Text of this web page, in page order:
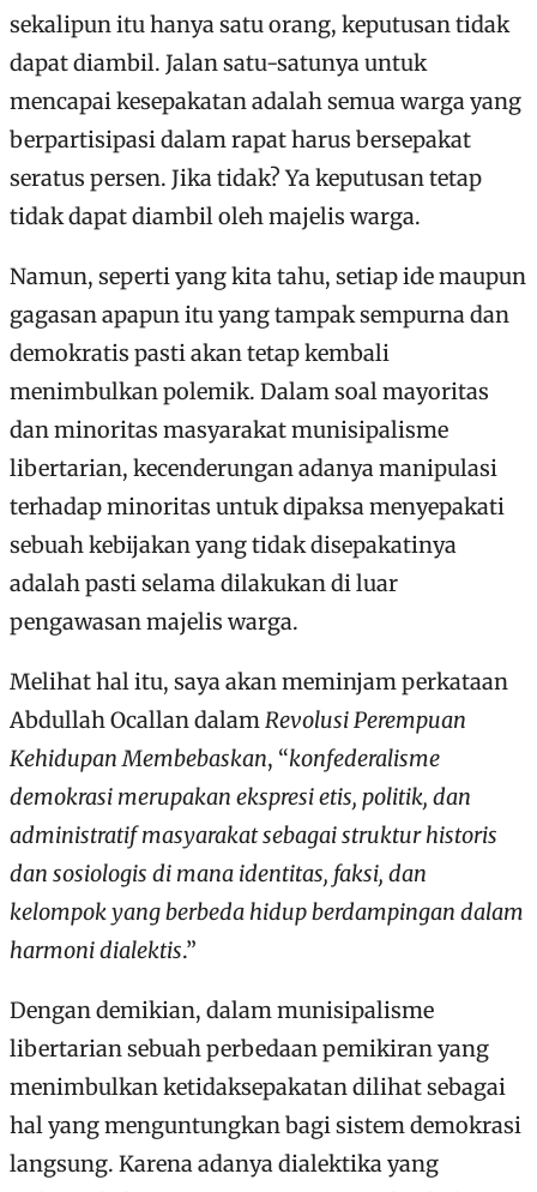
sekalipun itu hanya satu orang, keputusan tidak
dapat diambil. Jalan satu-satunya untuk
mencapai kesepakatan adalah semua warga yang
berpartisipasi dalam rapat harus bersepakat
seratus persen. Jika tidak? Ya keputusan tetap
tidak dapat diambil oleh majelis warga.
Namun, seperti yang kita tahu, setiap ide maupun
gagasan apapun itu yang tampak sempurna dan
demokratis pasti akan tetap kembali
menimbulkan polemik. Dalam soal mayoritas
dan minoritas masyarakat munisipalisme
libertarian, kecenderungan adanya manipulasi
terhadap minoritas untuk dipaksa menyepakati
sebuah kebijakan yang tidak disepakatinya
adalah pasti selama dilakukan di luar
pengawasan majelis warga.
Melihat hal itu, saya akan meminjam perkataan
Abdullah Ocallan dalamRevolusi Perempuan
Kehidupan Membebaskan, “konfederalisme
demokrasi merupakan ekspresi etis, politik, dan
administratif masyarakat sebagai struktur historis
dan sosiologis di mana identitas, faksi, dan
kelompok yang berbeda hidup berdampingan dalam
harmoni dialektis.”
Dengan demikian, dalam munisipalisme
libertarian sebuah perbedaan pemikiran yang
menimbulkan ketidaksepakatan dilihat sebagai
hal yang menguntungkan bagi sistem demokrasi
langsung. Karena adanya dialektika yang